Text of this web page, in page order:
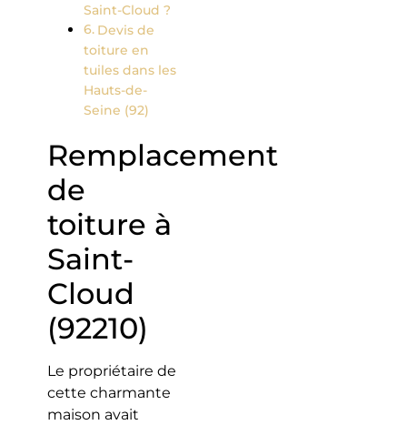
Saint-Cloud ?
Devis de
toiture en
tuiles dans les
Hauts-de-
Seine (92)
Remplacement
de
toiture à
Saint-
Cloud
(92210)
Le propriétaire de
cette charmante
maison avait